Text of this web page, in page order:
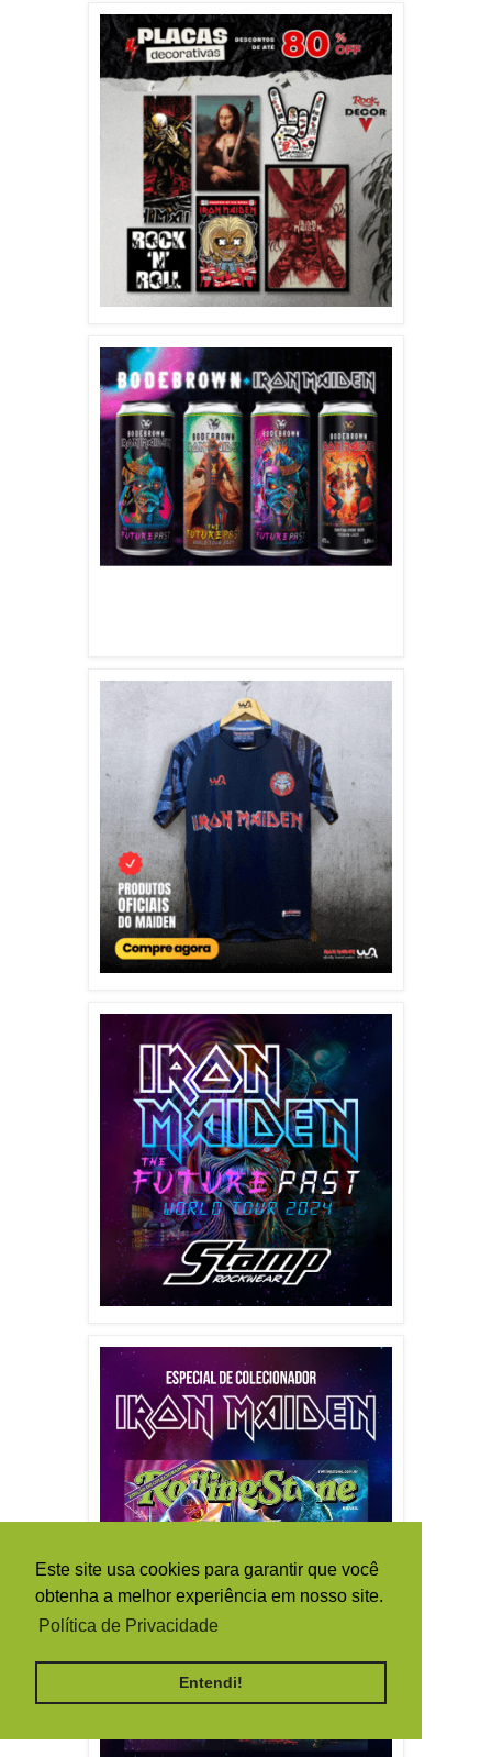
Este site usa cookies para garantir que você
obtenha a melhor experiência em nosso site.
Política de Privacidade
Entendi!